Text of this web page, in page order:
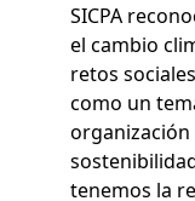
SICPA
el cambio
retos
como un
organización
tenemos la